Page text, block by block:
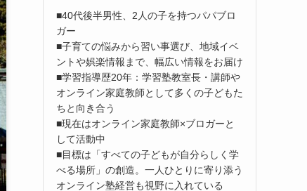
■40代後半男性、2人の子を持つパパブロ
ガー
■子育ての悩みから習い事選び、地域イベ
ントや娯楽情報まで、幅広い情報をお届け
■学習指導歴20年：学習塾教室長・講師や
オンライン家庭教師として多くの子どもた
ちと向き合う
■現在はオンライン家庭教師×ブロガーと
して活動中
■目標は「すべての子どもが自分らしく学
べる場所」の創造。一人ひとりに寄り添う
オンライン塾経営も視野に入れている